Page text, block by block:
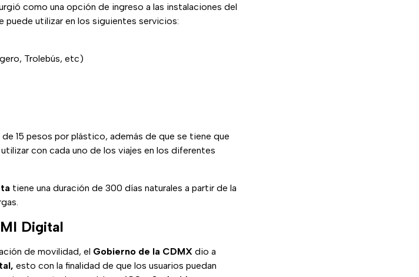
como una opción de ingreso a las instalaciones del
puede utilizar en los siguientes servicios:
Trolebús, etc)
de 15 pesos por plástico, además de que se tiene que
con cada uno de los viajes en los diferentes
tiene una duración de 300 días naturales a partir de la
Digital
de movilidad, el Gobierno de la CDMX dio a
esto con la finalidad de que los usuarios puedan